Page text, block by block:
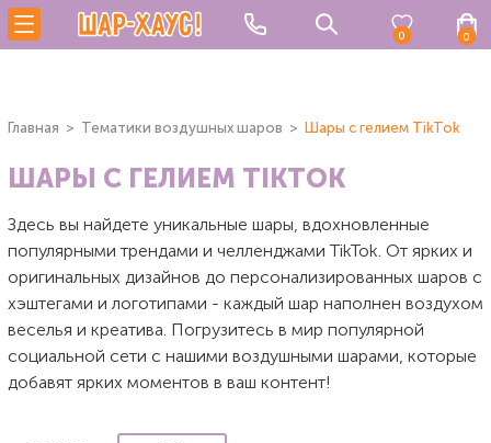
0 0
Главная Тематики воздушных шаров Шары с гелием TikTok
ШАРЫ С ГЕЛИЕМ TIKTOK
Здесь вы найдете уникальные шары, вдохновленные
популярными трендами и челленджами TikTok. От ярких и
оригинальных дизайнов до персонализированных шаров с
хэштегами и логотипами - каждый шар наполнен воздухом
веселья и креатива. Погрузитесь в мир популярной
социальной сети с нашими воздушными шарами, которые
добавят ярких моментов в ваш контент!